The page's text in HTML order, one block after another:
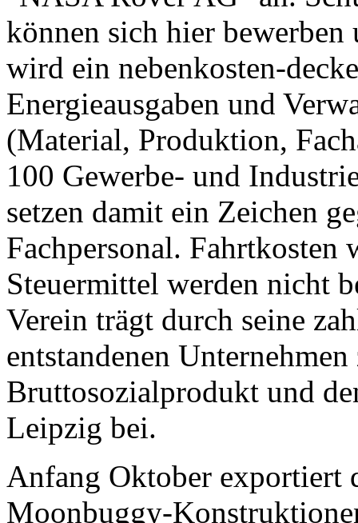
können sich hier
wird ein nebenkosten-
Energieausgaben und
(Material, Produktion,
100 Gewerbe- und
setzen damit ein Zeichen
Fachpersonal. Fahrtkosten
Steuermittel werden nicht
Verein trägt durch seine
entstandenen
Bruttosozialprodukt und
Leipzig bei.
Anfang Oktober exportiert
Moonbuggy-